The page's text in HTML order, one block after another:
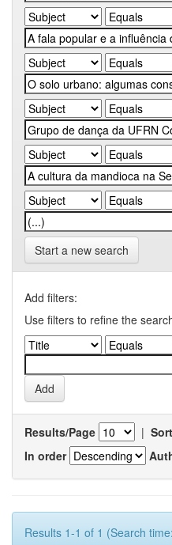
Start a new search
Add filters:
Use filters to refine the
Results/Page |
In order
Results 1-1 of 1 (Search